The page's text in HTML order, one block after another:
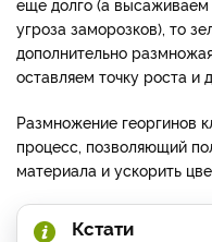
угроза заморозков), то
дополнительно
оставляем точку роста и
Размножение георгинов
процесс, позволяющий
материала и ускорить
Кстати